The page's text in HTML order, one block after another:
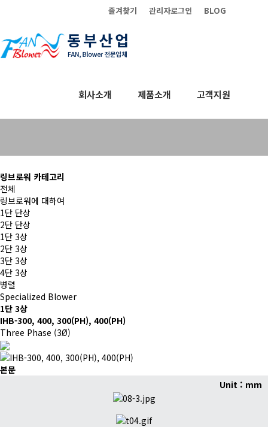
BLOG
관리자로그인
즐겨찾기
회사소개 제품소개 고객지원
링브로워
링브로워 카테고리
전체
링브로워에 대하여
1단 단상
2단 단상
1단 3상
2단 3상
3단 3상
4단 3상
병렬
Specialized Blower
1단 3상
IHB-300, 400, 300(PH), 400(PH)
Three Phase (3Ø)
본문
Unit : mm